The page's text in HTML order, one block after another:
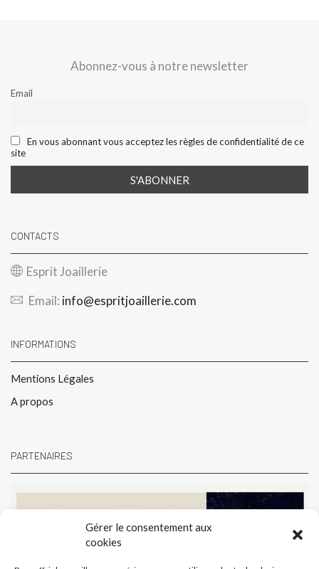
Gérer le consentement aux
cookies
Abonnez-vous à notre newsletter
Email
En vous abonnant vous acceptez les règles de confidentialité de ce
site
CONTACTS
Esprit Joaillerie
Email: info@espritjoaillerie.com
INFORMATIONS
Mentions Légales
A propos
PARTENAIRES